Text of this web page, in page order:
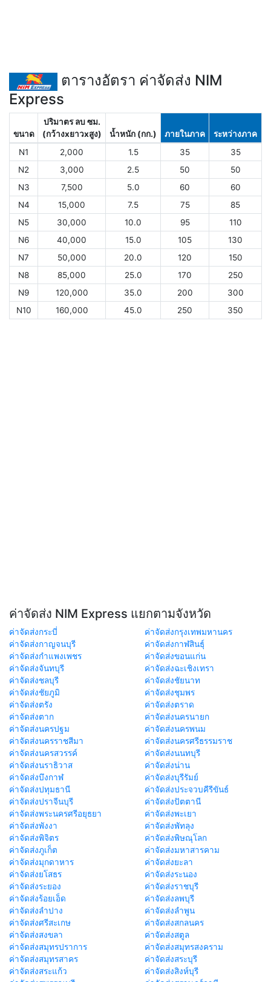
ตารางอัตรา ค่าจัดส่ง NIM
Express
ขนาด
ปริมาตร ลบ ซม.
(กว้างxยาวxสูง)
น้ำหนัก (กก.) ภายในภาค
ระหว่างภาค
N1
2,000 1.5 35
35
N2
3,000 2.5 50
50
N3
7,500 5.0 60
60
N4
15,000 7.5 75
85
N5
30,000 10.0 95
110
N6
40,000 15.0 105
130
N7
50,000 20.0 120
150
N8
85,000 25.0 170
250
N9
120,000 35.0 200
300
N10
160,000 45.0 250 350
ค่าจัดส่ง NIM Express แยกตามจังหวัด
ค่าจัดส่งกระบี่
ค่าจัดส่งกรุงเทพมหานคร
ค่าจัดส่งกาญจนบุรี
ค่าจัดส่งกาฬสินธุ์
ค่าจัดส่งกำแพงเพชร
ค่าจัดส่งขอนแก่น
ค่าจัดส่งจันทบุรี
ค่าจัดส่งฉะเชิงเทรา
ค่าจัดส่งชลบุรี
ค่าจัดส่งชัยนาท
ค่าจัดส่งชัยภูมิ
ค่าจัดส่งชุมพร
ค่าจัดส่งตรัง
ค่าจัดส่งตราด
ค่าจัดส่งตาก
ค่าจัดส่งนครนายก
ค่าจัดส่งนครปฐม
ค่าจัดส่งนครพนม
ค่าจัดส่งนครราชสีมา
ค่าจัดส่งนครศรีธรรมราช
ค่าจัดส่งนครสวรรค์
ค่าจัดส่งนนทบุรี
ค่าจัดส่งนราธิวาส
ค่าจัดส่งน่าน
ค่าจัดส่งบึงกาฬ
ค่าจัดส่งบุรีรัมย์
ค่าจัดส่งปทุมธานี
ค่าจัดส่งประจวบคีรีขันธ์
ค่าจัดส่งปราจีนบุรี
ค่าจัดส่งปัตตานี
ค่าจัดส่งพระนครศรีอยุธยา
ค่าจัดส่งพะเยา
ค่าจัดส่งพังงา
ค่าจัดส่งพัทลุง
ค่าจัดส่งพิจิตร
ค่าจัดส่งพิษณุโลก
ค่าจัดส่งภูเก็ต
ค่าจัดส่งมหาสารคาม
ค่าจัดส่งมุกดาหาร
ค่าจัดส่งยะลา
ค่าจัดส่งยโสธร
ค่าจัดส่งระนอง
ค่าจัดส่งระยอง
ค่าจัดส่งราชบุรี
ค่าจัดส่งร้อยเอ็ด
ค่าจัดส่งลพบุรี
ค่าจัดส่งลำปาง
ค่าจัดส่งลำพูน
ค่าจัดส่งศรีสะเกษ
ค่าจัดส่งสกลนคร
ค่าจัดส่งสงขลา
ค่าจัดส่งสตูล
ค่าจัดส่งสมุทรปราการ
ค่าจัดส่งสมุทรสงคราม
ค่าจัดส่งสมุทรสาคร
ค่าจัดส่งสระบุรี
ค่าจัดส่งสระแก้ว
ค่าจัดส่งสิงห์บุรี